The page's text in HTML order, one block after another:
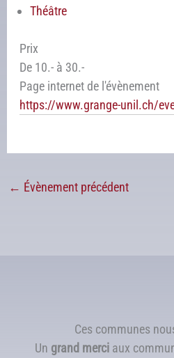
Théâtre
Prix
De 10.- à 30.-
Page internet de l'évènement
https://www.grange-unil.ch/
← Évènement précédent
Ces communes
Un grand merci aux